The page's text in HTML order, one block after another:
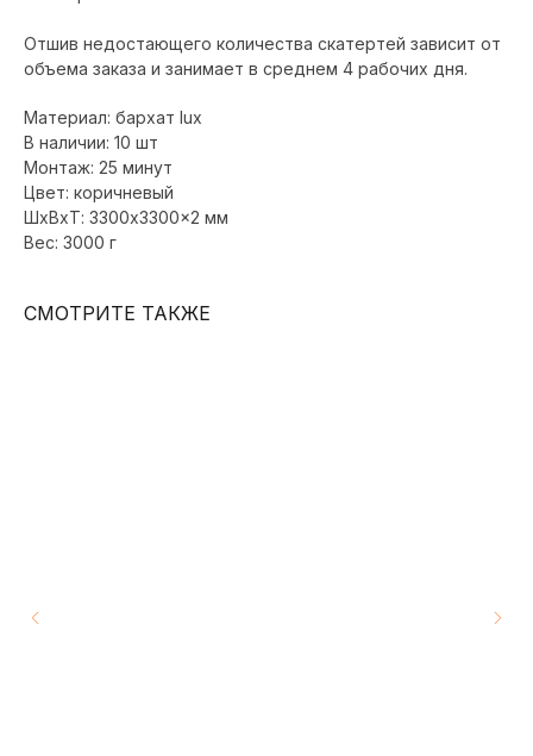
Отшив недостающего количества скатертей зависит от
объема заказа и занимает в среднем 4 рабочих дня.
Материал: бархат lux
В наличии: 10 шт
Монтаж: 25 минут
Цвет: коричневый
ШxВxТ: 3300x3300x2 мм
Вес: 3000 г
СМОТРИТЕ ТАКЖЕ